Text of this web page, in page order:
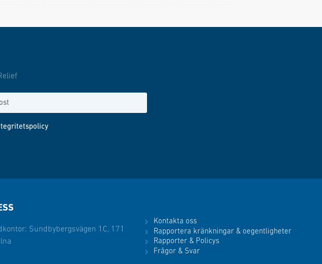
Sundbybergsvägen 1C, 171
Kontakta oss
Rapportera kränkningar & oegentligheter
Rapporter & Policys
Frågor & Svar